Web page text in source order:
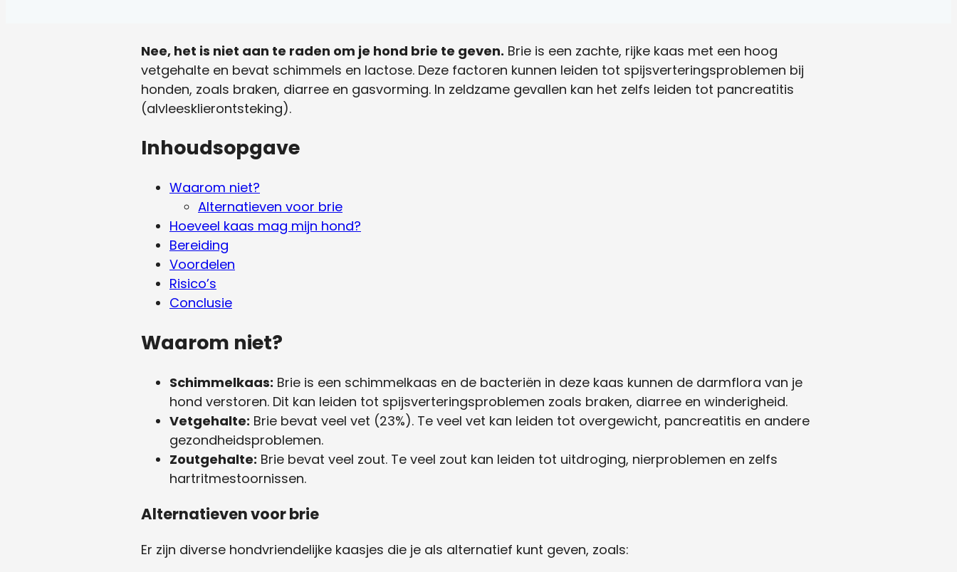
Nee, het is niet aan te raden om je hond brie te geven. Brie is een zachte, rijke kaas met een hoog
vetgehalte en bevat schimmels en lactose. Deze factoren kunnen leiden tot spijsverteringsproblemen bij
honden, zoals braken, diarree en gasvorming. In zeldzame gevallen kan het zelfs leiden tot pancreatitis
(alvleesklierontsteking).
Inhoudsopgave
Waarom niet?
Alternatieven voor brie
Hoeveel kaas mag mijn hond?
Bereiding
Voordelen
Risico’s
Conclusie
Waarom niet?
Schimmelkaas: Brie is een schimmelkaas en de bacteriën in deze kaas kunnen de darmflora van je
hond verstoren. Dit kan leiden tot spijsverteringsproblemen zoals braken, diarree en winderigheid.
Vetgehalte: Brie bevat veel vet (23%). Te veel vet kan leiden tot overgewicht, pancreatitis en andere
gezondheidsproblemen.
Zoutgehalte: Brie bevat veel zout. Te veel zout kan leiden tot uitdroging, nierproblemen en zelfs
hartritmestoornissen.
Alternatieven voor brie
Er zijn diverse hondvriendelijke kaasjes die je als alternatief kunt geven, zoals: